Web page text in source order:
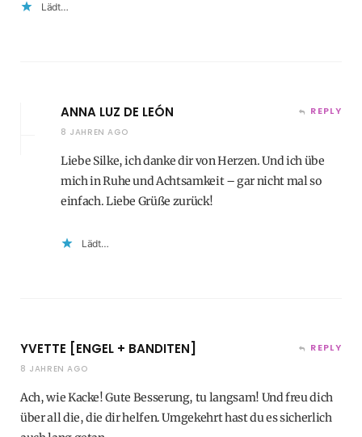
Lädt…
ANNA LUZ DE LEÓN
8 JAHREN AGO
REPLY
Liebe Silke, ich danke dir von Herzen. Und ich übe
mich in Ruhe und Achtsamkeit – gar nicht mal so
einfach. Liebe Grüße zurück!
Lädt…
YVETTE [ENGEL + BANDITEN]
8 JAHREN AGO
REPLY
Ach, wie Kacke! Gute Besserung, tu langsam! Und freu dich
über all die, die dir helfen. Umgekehrt hast du es sicherlich